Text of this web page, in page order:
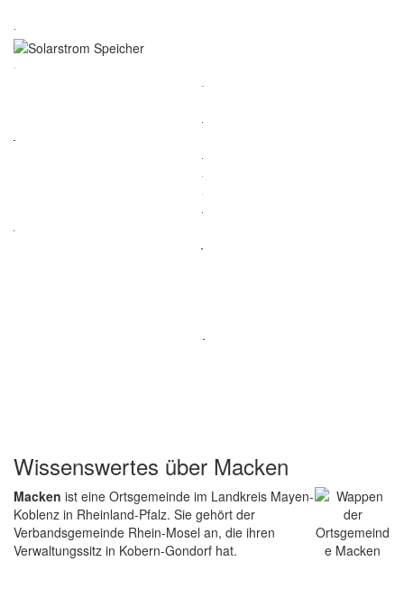
Wissenswertes über Macken
Macken ist eine Ortsgemeinde im Landkreis Mayen-
Koblenz in Rheinland-Pfalz. Sie gehört der
Verbandsgemeinde Rhein-Mosel an, die ihren
Verwaltungssitz in Kobern-Gondorf hat.